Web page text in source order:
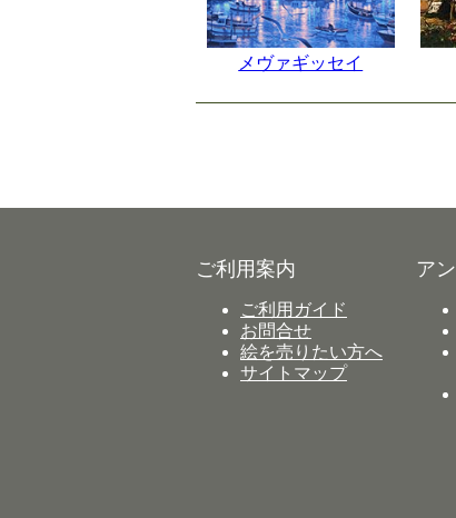
メヴァギッセイ
ご利用案内
ご利用ガイド
お問合せ
絵を売りたい方へ
サイトマップ
ア